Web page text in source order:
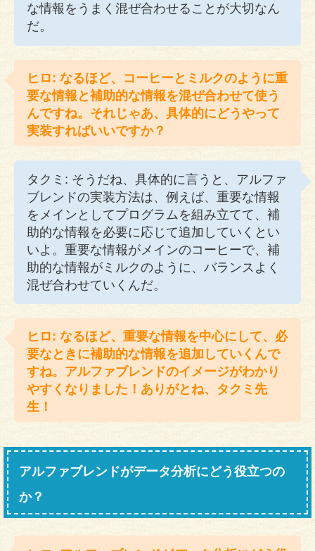
な情報をうまく混ぜ合わせることが大切なん
だ。
ヒロ: なるほど、コーヒーとミルクのように重
要な情報と補助的な情報を混ぜ合わせて使う
んですね。それじゃあ、具体的にどうやって
実装すればいいですか？
タクミ: そうだね、具体的に言うと、アルファ
ブレンドの実装方法は、例えば、重要な情報
をメインとしてプログラムを組み立てて、補
助的な情報を必要に応じて追加していくとい
いよ。重要な情報がメインのコーヒーで、補
助的な情報がミルクのように、バランスよく
混ぜ合わせていくんだ。
ヒロ: なるほど、重要な情報を中心にして、必
要なときに補助的な情報を追加していくんで
すね。アルファブレンドのイメージがわかり
やすくなりました！ありがとね、タクミ先
生！
アルファブレンドがデータ分析にどう役立つの
か？